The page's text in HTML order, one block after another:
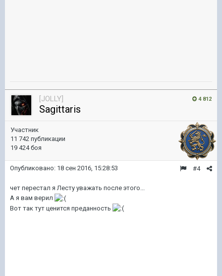
4 812
[JOLLY]
Sagittaris
Участник
11 742 публикации
19 424 боя
#4
Опубликовано: 18 сен 2016, 15:28:53
чет перестал я Лесту уважать после этого...
А я вам верил
Вот так тут ценится преданность